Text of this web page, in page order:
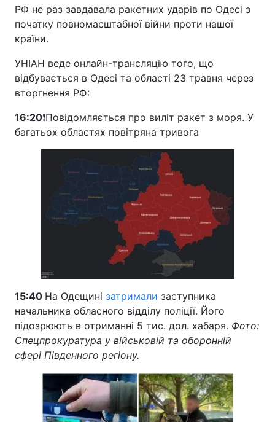
РФ не раз завдавала ракетних ударів по Одесі з
початку повномасштабної війни проти нашої
країни.
УНІАН веде онлайн-трансляцію того, що
відбувається в Одесі та області 23 травня через
вторгнення РФ:
16:20❗️Повідомляється про виліт ракет з моря. У
багатьох областях повітряна тривога
15:40 На Одещині затримали заступника
начальника обласного відділу поліції. Його
підозрюють в отриманні 5 тис. дол. хабаря. Фото:
Спецпрокуратура у військовій та оборонній
сфері Південного регіону.